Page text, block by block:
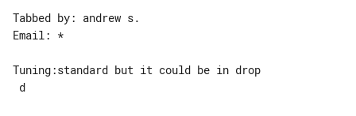
Tabbed by: andrew s.
Email: *
Tuning:standard but it could be in drop